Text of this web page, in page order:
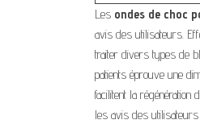
Les ondes de choc
avis des utilisateurs.
traiter divers types de
patients éprouve une
facilitent la régénération
les avis des utilisateurs